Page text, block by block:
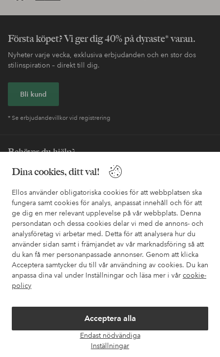
Dina cookies, ditt val!
Ellos använder obligatoriska cookies för att webbplatsen ska
fungera samt cookies för analys, anpassat innehåll och för att
ge dig en mer relevant upplevelse på vår webbplats. Denna
persondatan och dessa cookies delar vi med de annons- och
analysföretag vi arbetar med. Detta för att analysera hur du
använder sidan samt i främjandet av vår marknadsföring så att
du kan få mer personanpassade annonser. Genom att klicka
Acceptera samtycker du till vår användning av cookies. Du kan
anpassa dina val under Inställningar och läsa mer i vår cookie-
policy
Acceptera alla
Endast nödvändiga
Inställningar
Första köpet? Vi ger dig 40% på dyraste* varan.
Nyheter varje vecka, exklusiva erbjudanden och en stor dos
stilinspiration – direkt till dig.
Bli kund
* Se erbjudandevillkor vid registrering
Behöver du hjälp?
I vår FAQ hittar du svaren på de vanligaste frågorna. Här finns
också information om hur du enklast kontaktar oss.
Kundservice Beställning Betalsätt
Mina sidor
Om Ellos
Villkor